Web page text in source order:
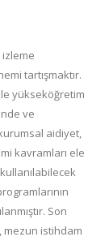
izleme
tartışmaktır.
yükseköğretim
ve
aidiyet,
kavramları ele
kullanılabilecek
Son
mezun istihdam